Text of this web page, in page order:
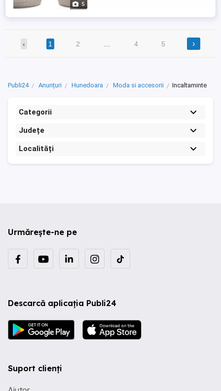
5
‹ 1 2 4 5 ›
Publi24 Anunțuri Hunedoara Moda si accesorii Incaltaminte
Categorii
Județe
Localități
Urmărește-ne pe
Descarcă aplicația Publi24
Suport clienți